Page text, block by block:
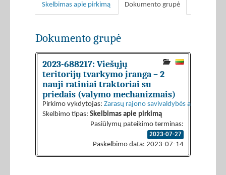
Skelbimas apie pirkimą Dokumento grupė
Dokumento grupė
2023-688217: Viešųjų
teritorijų tvarkymo įranga – 2
nauji ratiniai traktoriai su
priedais (valymo mechanizmais)
Pirkimo vykdytojas: Zarasų rajono savivaldybės
Skelbimo tipas: Skelbimas apie pirkimą
Pasiūlymų pateikimo terminas:
2023-07-27
Paskelbimo data: 2023-07-14